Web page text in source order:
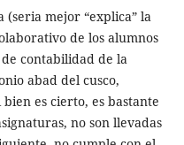
mejor “explica” la
de los alumnos
contabilidad de la
abad del cusco,
es cierto, es bastante
no son llevadas